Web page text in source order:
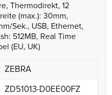
Thermodirekt, 12
(max.): 30mm,
Sek., USB, Ethernet,
512MB, Real Time
(EU, UK)
ZEBRA
ZD51013-D0EE00FZ